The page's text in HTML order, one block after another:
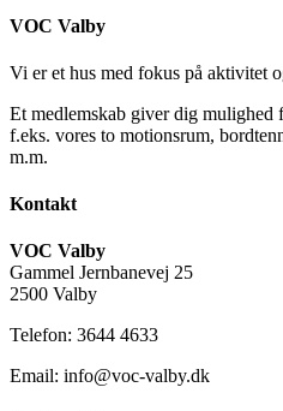
VOC Valby
Vi er et hus med fokus på aktivitet
Et medlemskab giver dig mulighed
f.eks. vores to motionsrum,
m.m.
Kontakt
VOC Valby
Gammel Jernbanevej 25
2500 Valby
Telefon: 3644 4633
Email: info@voc-valby.dk